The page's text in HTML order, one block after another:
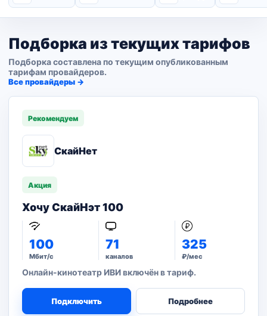
Подборка из текущих тарифов
Подборка составлена по текущим опубликованным
тарифам провайдеров.
Все провайдеры →
Рекомендуем
СкайНет
Акция
Хочу СкайНэт 100
100
Мбит/с
71
каналов
325
₽/мес
Онлайн-кинотеатр ИВИ включён в тариф.
Подключить Подробнее